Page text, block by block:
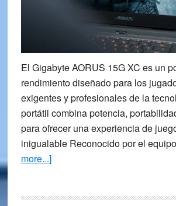
El Gigabyte AORUS 15G XC es un
rendimiento diseñado para los
exigentes y profesionales de la
portátil combina potencia,
para ofrecer una experiencia de
inigualable Reconocido por el
more...]about
Gigabyte